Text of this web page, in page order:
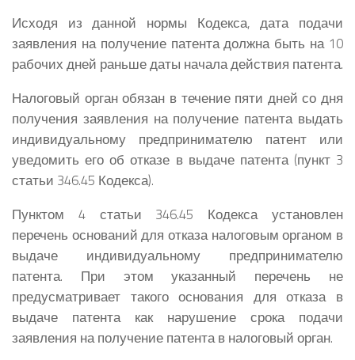
Исходя из данной нормы Кодекса, дата подачи
заявления на получение патента должна быть на 10
рабочих дней раньше даты начала действия патента.
Налоговый орган обязан в течение пяти дней со дня
получения заявления на получение патента выдать
индивидуальному предпринимателю патент или
уведомить его об отказе в выдаче патента (пункт 3
статьи 346.45 Кодекса).
Пунктом 4 статьи 346.45 Кодекса установлен
перечень оснований для отказа налоговым органом в
выдаче индивидуальному предпринимателю
патента. При этом указанный перечень не
предусматривает такого основания для отказа в
выдаче патента как нарушение срока подачи
заявления на получение патента в налоговый орган.